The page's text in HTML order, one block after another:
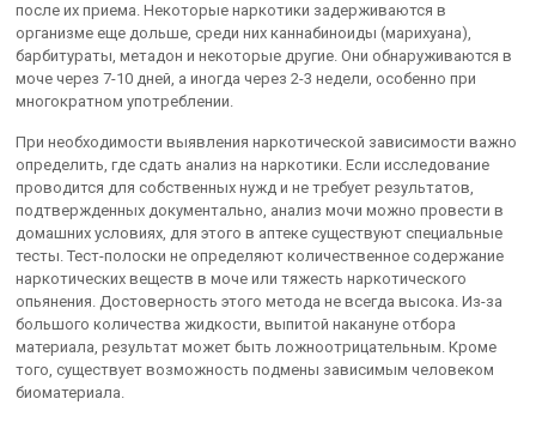
после их приема. Некоторые наркотики задерживаются в
организме еще дольше, среди них каннабиноиды (марихуана),
барбитураты, метадон и некоторые другие. Они обнаруживаются в
моче через 7-10 дней, а иногда через 2-3 недели, особенно при
многократном употреблении.
При необходимости выявления наркотической зависимости важно
определить, где сдать анализ на наркотики. Если исследование
проводится для собственных нужд и не требует результатов,
подтвержденных документально, анализ мочи можно провести в
домашних условиях, для этого в аптеке существуют специальные
тесты. Тест-полоски не определяют количественное содержание
наркотических веществ в моче или тяжесть наркотического
опьянения. Достоверность этого метода не всегда высока. Из-за
большого количества жидкости, выпитой накануне отбора
материала, результат может быть ложноотрицательным. Кроме
того, существует возможность подмены зависимым человеком
биоматериала.